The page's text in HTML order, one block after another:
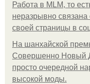
Работа в MLM, то
неразрывно связана
своей страницы в
На шанхайской
Совершенно Новый
просто очередной
высокой моды.